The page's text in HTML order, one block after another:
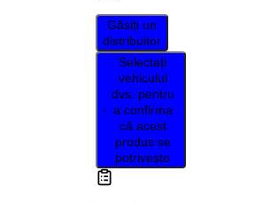
Găsiți un
distribuitor
Selectați
vehiculul
dvs. pentru
a confirma
că acest
produs se
potrivește